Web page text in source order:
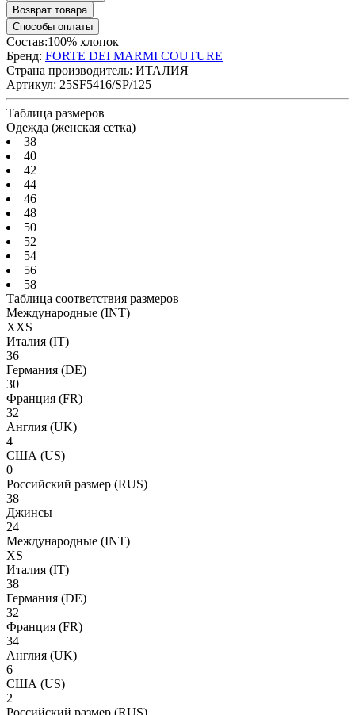
Возврат товара
Способы оплаты
Состав:100% хлопок
Бренд: FORTE DEI MARMI COUTURE
Страна производитель: ИТАЛИЯ
Артикул: 25SF5416/SP/125
Таблица размеров
Одежда (женская сетка)
38
40
42
44
46
48
50
52
54
56
58
Таблица соответствия размеров
Международные (INT)
XXS
Италия (IT)
36
Германия (DE)
30
Франция (FR)
32
Англия (UK)
4
США (US)
0
Российский размер (RUS)
38
Джинсы
24
Международные (INT)
XS
Италия (IT)
38
Германия (DE)
32
Франция (FR)
34
Англия (UK)
6
США (US)
2
Российский размер (RUS)